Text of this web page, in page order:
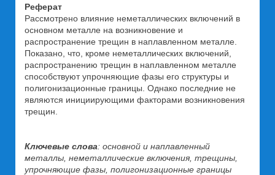
Реферат
Рассмотрено влияние неметаллических включений в
основном металле на возникновение и
распространение трещин в наплавленном металле.
Показано, что, кроме неметаллических включений,
распространению трещин в наплавленном металле
способствуют упрочняющие фазы его структуры и
полигонизационные границы. Однако последние не
являются инициирующими факторами возникновения
трещин.
Ключевые слова: основной и наплавленный
металлы, неметаллические включения, трещины,
упрочняющие фазы, полигонизационные границы